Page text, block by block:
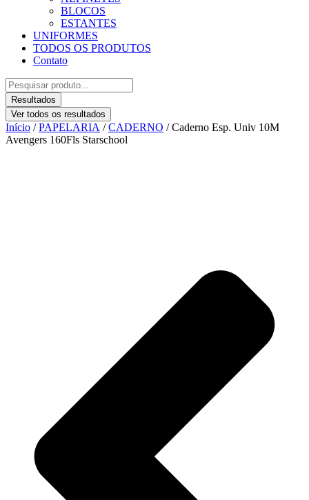
BLOCOS
ESTANTES
UNIFORMES
TODOS OS PRODUTOS
Contato
Pesquisar
...Resultados
Ver todos os resultados
Início /PAPELARIA /CADERNO / Caderno Esp. Univ 10M
Avengers 160Fls Starschool